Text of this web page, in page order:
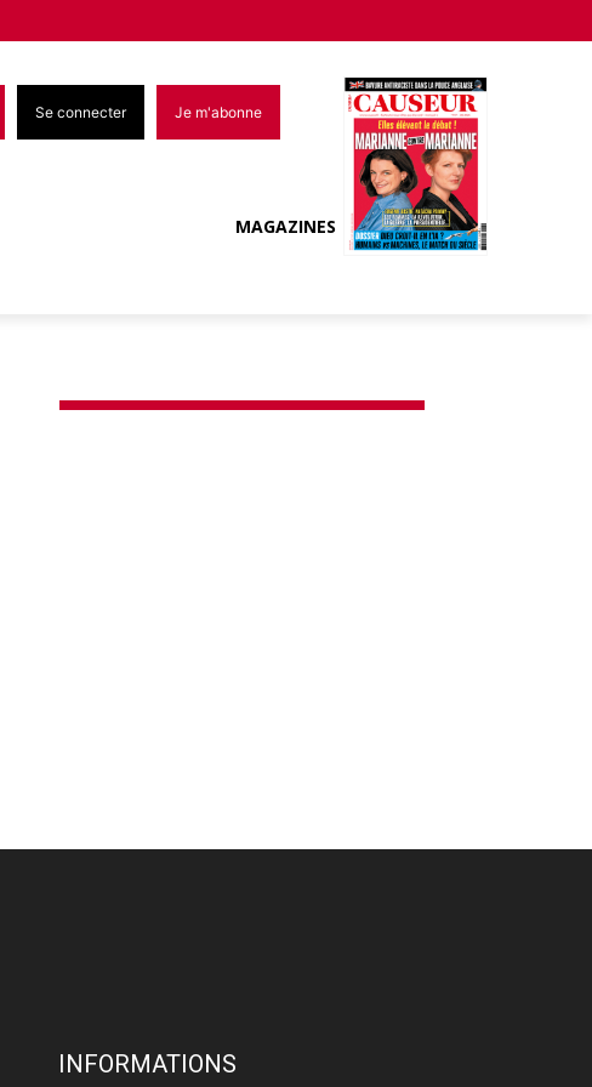
Se connecter Je m'abonne
MAGAZINES
INFORMATIONS